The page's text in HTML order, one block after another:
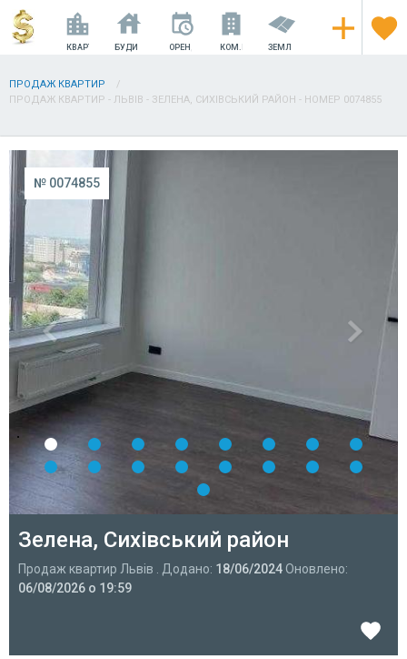
КВАРТИРИ БУДИНКИ ОРЕНДА КОМ.НЕРУХОМІСТЬ
ЗЕМЛЯ
ПРОДАЖ КВАРТИР
ПРОДАЖ КВАРТИР - ЛЬВІВ - ЗЕЛЕНА, СИХІВСЬКИЙ РАЙОН - НОМЕР 0074855
№ 0074855
Зелена, Сихівський район
Продаж квартир Львів . Додано: 18/06/2024 Оновлено:
06/08/2026 о 19:59